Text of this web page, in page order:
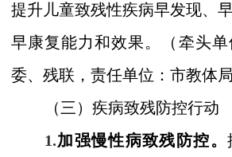
提升儿童致残性疾病早发现、
早康复能力和效果。
（牵头单
委、残联， 责任单位：市教体
（三）疾病致残防控行动
1.加强慢性病致残防控。